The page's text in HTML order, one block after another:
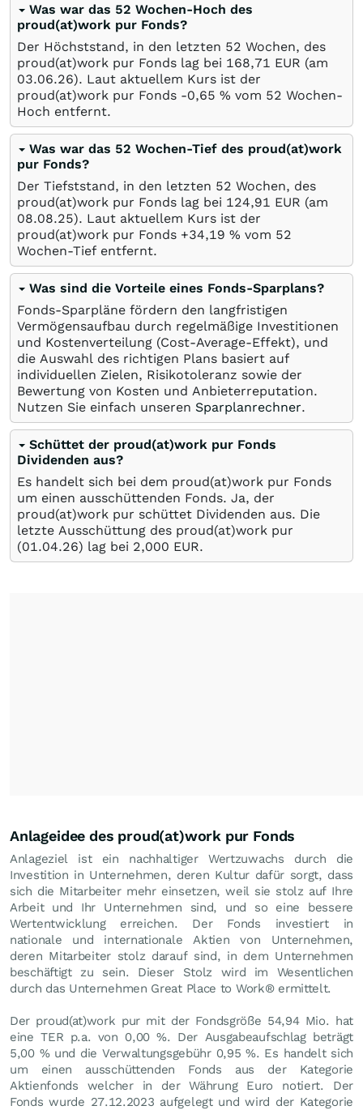
Was war das 52 Wochen-Hoch des
proud(at)work pur Fonds?
Der Höchststand, in den letzten 52 Wochen, des
proud(at)work pur Fonds lag bei 168,71 EUR (am
03.06.26). Laut aktuellem Kurs ist der
proud(at)work pur Fonds -0,65 % vom 52 Wochen-
Hoch entfernt.
Was war das 52 Wochen-Tief des proud(at)work
pur Fonds?
Der Tiefststand, in den letzten 52 Wochen, des
proud(at)work pur Fonds lag bei 124,91 EUR (am
08.08.25). Laut aktuellem Kurs ist der
proud(at)work pur Fonds +34,19 % vom 52
Wochen-Tief entfernt.
Was sind die Vorteile eines Fonds-Sparplans?
Fonds-Sparpläne fördern den langfristigen
Vermögensaufbau durch regelmäßige Investitionen
und Kostenverteilung (Cost-Average-Effekt), und
die Auswahl des richtigen Plans basiert auf
individuellen Zielen, Risikotoleranz sowie der
Bewertung von Kosten und Anbieterreputation.
Nutzen Sie einfach unseren Sparplanrechner.
Schüttet der proud(at)work pur Fonds
Dividenden aus?
Es handelt sich bei dem proud(at)work pur Fonds
um einen ausschüttenden Fonds. Ja, der
proud(at)work pur schüttet Dividenden aus. Die
letzte Ausschüttung des proud(at)work pur
(01.04.26) lag bei 2,000 EUR.
Anlageidee des proud(at)work pur Fonds
Anlageziel ist ein nachhaltiger Wertzuwachs durch die
Investition in Unternehmen, deren Kultur dafür sorgt, dass
sich die Mitarbeiter mehr einsetzen, weil sie stolz auf Ihre
Arbeit und Ihr Unternehmen sind, und so eine bessere
Wertentwicklung erreichen. Der Fonds investiert in
nationale und internationale Aktien von Unternehmen,
deren Mitarbeiter stolz darauf sind, in dem Unternehmen
beschäftigt zu sein. Dieser Stolz wird im Wesentlichen
durch das Unternehmen Great Place to Work® ermittelt.
Der proud(at)work pur mit der Fondsgröße 54,94 Mio. hat
eine TER p.a. von 0,00 %. Der Ausgabeaufschlag beträgt
5,00 % und die Verwaltungsgebühr 0,95 %. Es handelt sich
um einen ausschüttenden Fonds aus der Kategorie
Aktienfonds welcher in der Währung Euro notiert. Der
Fonds wurde 27.12.2023 aufgelegt und wird der Kategorie